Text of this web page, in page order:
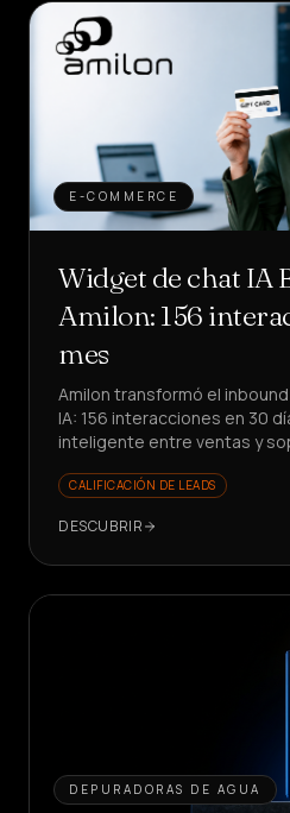
E-COMMERCE
Widget de chat IA
Amilon: 156
mes
Amilon transformó el
IA: 156 interacciones en 30
inteligente entre ventas y
CALIFICACIÓN DE LEADS
DESCUBRIR
DEPURADORAS DE AGUA